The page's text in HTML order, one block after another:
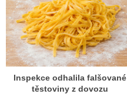
Inspekce odhalila falšované
těstoviny z dovozu